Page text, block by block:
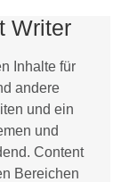
Writer
Inhalte für
andere
und ein
und
Content
Bereichen